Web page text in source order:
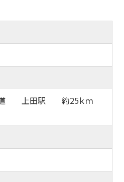
道 上田駅 約25ｋｍ